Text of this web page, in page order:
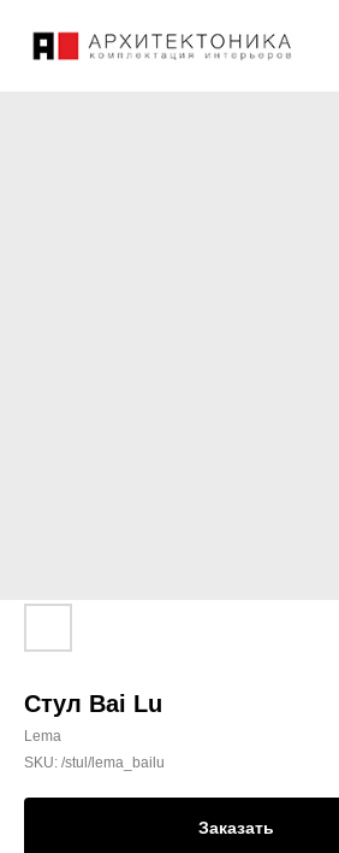
Стул Bai Lu
Lema
SKU: /stul/lema_bailu
Заказать